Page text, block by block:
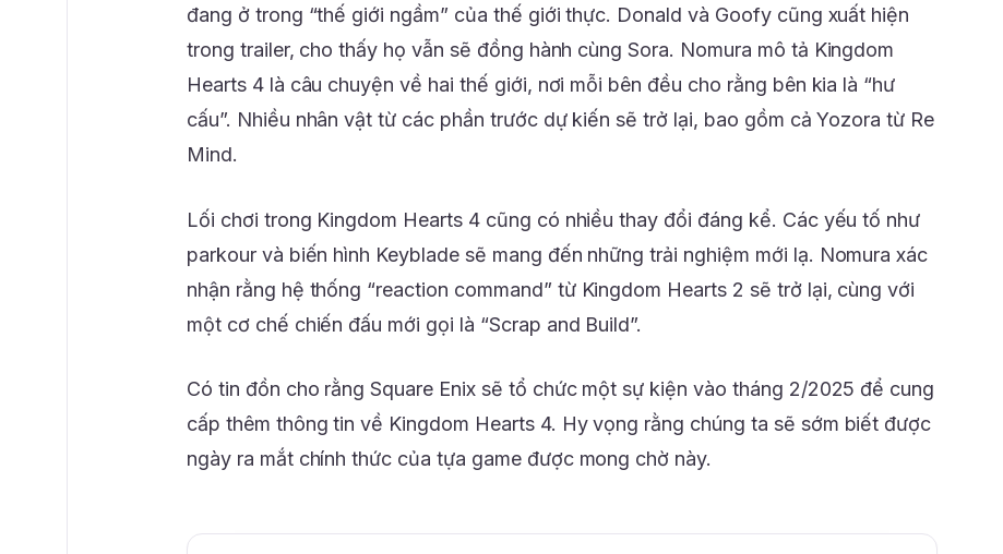
đang ở trong “thế giới ngầm” của thế giới thực. Donald và Goofy cũng xuất hiện
trong trailer, cho thấy họ vẫn sẽ đồng hành cùng Sora. Nomura mô tả Kingdom
Hearts 4 là câu chuyện về hai thế giới, nơi mỗi bên đều cho rằng bên kia là “hư
cấu”. Nhiều nhân vật từ các phần trước dự kiến sẽ trở lại, bao gồm cả Yozora từ Re
Mind.
Lối chơi trong Kingdom Hearts 4 cũng có nhiều thay đổi đáng kể. Các yếu tố như
parkour và biến hình Keyblade sẽ mang đến những trải nghiệm mới lạ. Nomura xác
nhận rằng hệ thống “reaction command” từ Kingdom Hearts 2 sẽ trở lại, cùng với
một cơ chế chiến đấu mới gọi là “Scrap and Build”.
Có tin đồn cho rằng Square Enix sẽ tổ chức một sự kiện vào tháng 2/2025 để cung
cấp thêm thông tin về Kingdom Hearts 4. Hy vọng rằng chúng ta sẽ sớm biết được
ngày ra mắt chính thức của tựa game được mong chờ này.